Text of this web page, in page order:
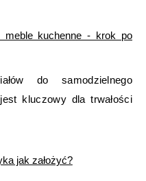
meble kuchenne - krok po
do samodzielnego
kluczowy dla trwałości
jak założyć?